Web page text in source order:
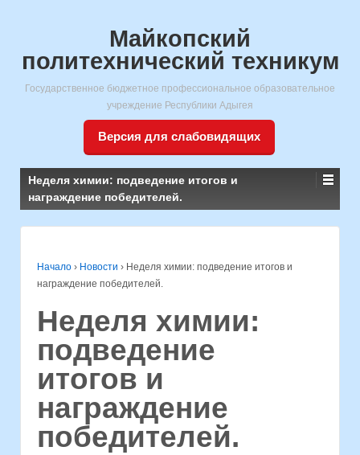
Майкопский
политехнический техникум
Государственное бюджетное профессиональное образовательное
учреждение Республики Адыгея
Версия для слабовидящих
Неделя химии: подведение итогов и
награждение победителей.
Начало › Новости › Неделя химии: подведение итогов и
награждение победителей.
Неделя химии:
подведение
итогов и
награждение
победителей.